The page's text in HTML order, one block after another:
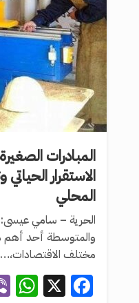
المبادرات
الاستقرار
المحلي
الحرية – سامي عيسى:
والمتوسطة أحد أهم
مختلف الاقتصادات،…
X